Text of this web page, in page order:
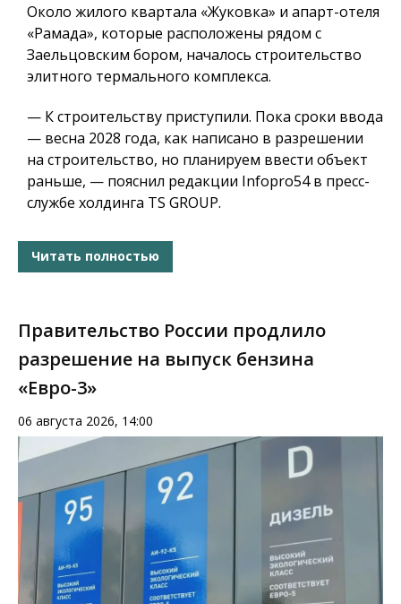
Около жилого квартала «Жуковка» и апарт-отеля
«Рамада», которые расположены рядом с
Заельцовским бором, началось строительство
элитного термального комплекса.
— К строительству приступили. Пока сроки ввода
— весна 2028 года, как написано в разрешении
на строительство, но планируем ввести объект
раньше, — пояснил редакции Infopro54 в пресс-
службе холдинга TS GROUP.
Читать полностью
Правительство России продлило
разрешение на выпуск бензина
«Евро-3»
06 августа 2026, 14:00